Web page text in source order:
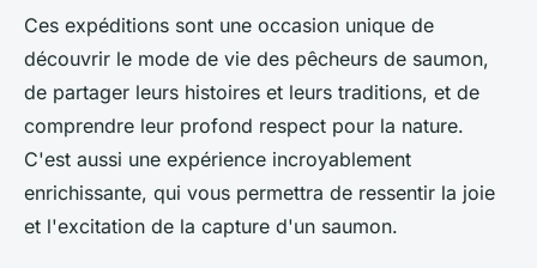
Ces expéditions sont une occasion unique de
découvrir le mode de vie des pêcheurs de saumon,
de partager leurs histoires et leurs traditions, et de
comprendre leur profond respect pour la nature.
C'est aussi une expérience incroyablement
enrichissante, qui vous permettra de ressentir la joie
et l'excitation de la capture d'un saumon.